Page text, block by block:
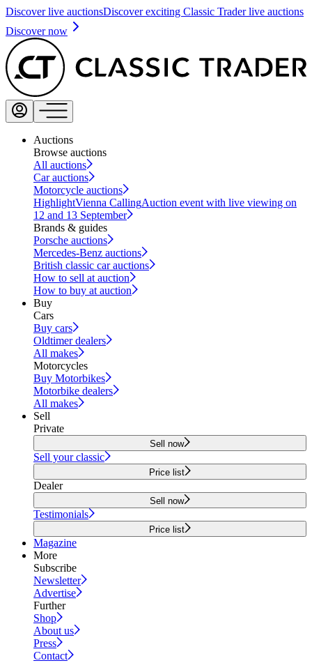
Discover live auctionsDiscover exciting Classic Trader live auctions
Discover now
Auctions
Browse auctions
All auctions
Car auctions
Motorcycle auctions
HighlightVienna CallingAuction event with live viewing on
12 and 13 September
Brands & guides
Porsche auctions
Mercedes-Benz auctions
British classic car auctions
How to sell at auction
How to buy at auction
Buy
Cars
Buy cars
Oldtimer dealers
All makes
Motorcycles
Buy Motorbikes
Motorbike dealers
All makes
Sell
Private
Sell now
Sell your classic
Price list
Dealer
Sell now
Testimonials
Price list
Magazine
More
Subscribe
Newsletter
Advertise
Further
Shop
About us
Press
Contact